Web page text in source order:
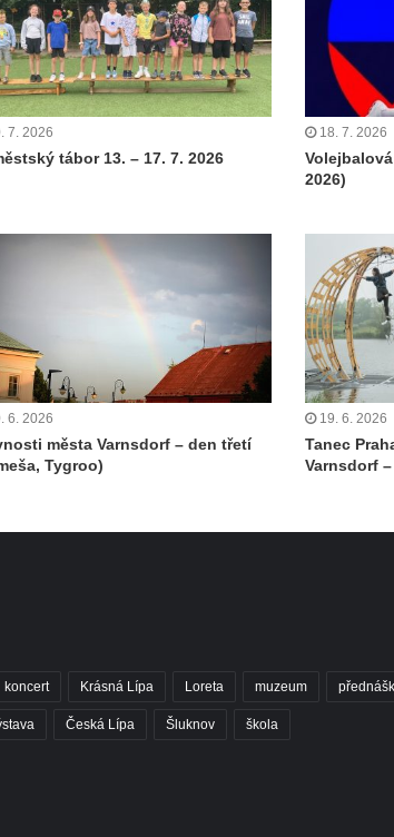
7. 2026
tábor 13. – 17. 7. 2026
18. 7. 2026
2026)
6. 2026
města Varnsdorf – den třetí
Tygroo)
19. 6. 2026
Tanec
Varnsdorf
koncert Krásná Lípa Loreta muzeum
Česká Lípa Šluknov škola